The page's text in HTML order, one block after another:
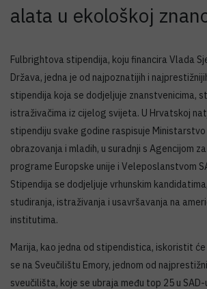
alata u ekološkoj
Fulbrightova stipendija, koju financira Vlada
Država, jedna je od najpoznatijih i
stipendija koja se dodjeljuje znanstvenicima,
istraživačima iz cijelog svijeta. U Hrvatskoj
stipendiju svake godine raspisuje
obrazovanja i mladih, u suradnji s Agencijom
programe Europske unije i Veleposlanstvom
Stipendija se dodjeljuje vrhunskim
studiranja, istraživanja i usavršavanja na
institutima.
Marija, kao jedna od stipendistica, iskoristit
se na Sveučilištu Emory, jednom od
sveučilišta, koje se ubraja među top 25 u